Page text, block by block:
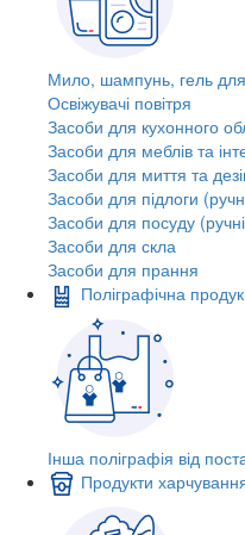
Мило, шампунь, гель
Освіжувачі повітря
Засоби для кухонного
Засоби для меблів та
Засоби для миття та
Засоби для підлоги
Засоби для посуду
Засоби для скла
Засоби для прання
Поліграфічна
Інша поліграфія від
Продукти